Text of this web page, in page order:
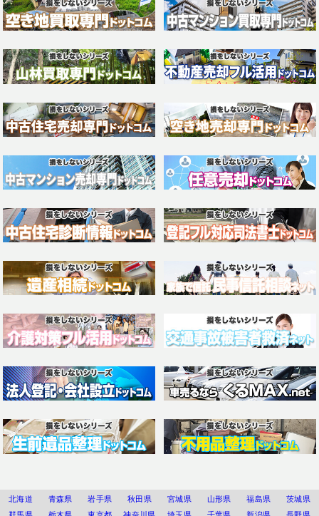
北海道 青森県 岩手県 秋田県 宮城県 山形県 福島県
茨城県
群馬県
栃木県 東京都 神奈川県 埼玉県 千葉県 新潟県 長野県